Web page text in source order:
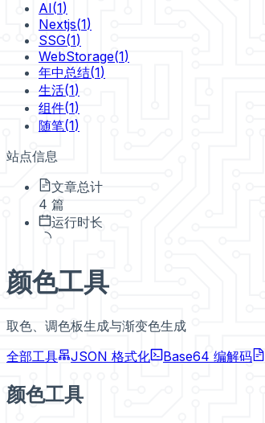
AI(1)
Nextjs(1)
SSG(1)
WebStorage(1)
年中总结(1)
生活(1)
组件(1)
随笔(1)
站点信息
文章总计
4 篇
运行时长
颜色工具
取色、调色板生成与渐变色生成
全部工具
JSON 格式化 Base64 编解码
颜色工具